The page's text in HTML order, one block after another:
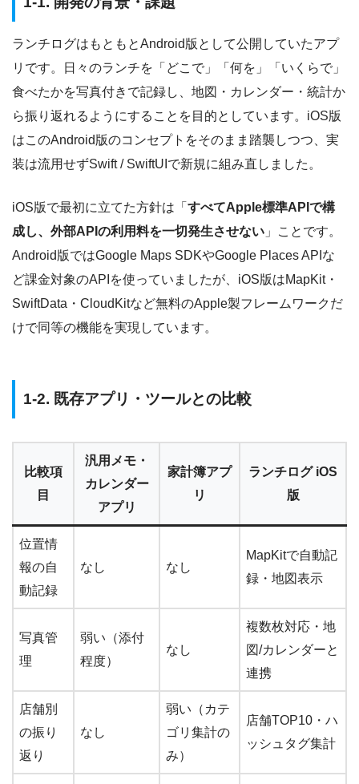
ランチログはもともとAndroid版として公開していたアプ
リです。日々のランチを「どこで」「何を」「いくらで」
食べたかを写真付きで記録し、地図・カレンダー・統計か
ら振り返れるようにすることを目的としています。iOS版
はこのAndroid版のコンセプトをそのまま踏襲しつつ、実
装は流用せずSwift / SwiftUIで新規に組み直しました。
iOS版で最初に立てた方針は「 すべてApple標準APIで構
成し、外部APIの利用料を一切発生させない 」ことです。
Android版ではGoogle Maps SDKやGoogle Places APIな
ど課金対象のAPIを使っていましたが、iOS版はMapKit・
SwiftData・CloudKitなど無料のApple製フレームワークだ
けで同等の機能を実現しています。
1-2. 既存アプリ・ツールとの比較
比較項
目
汎用メモ・
カレンダー
アプリ
家計簿アプ
リ
ランチログ iOS
版
位置情
報の自
動記録
なし なし
MapKitで自動記
録・地図表示
写真管
理
弱い（添付
程度）
なし
複数枚対応・地
図/カレンダーと
連携
店舗別
の振り
返り
なし
弱い（カテ
ゴリ集計の
み）
店舗TOP10・ハ
ッシュタグ集計